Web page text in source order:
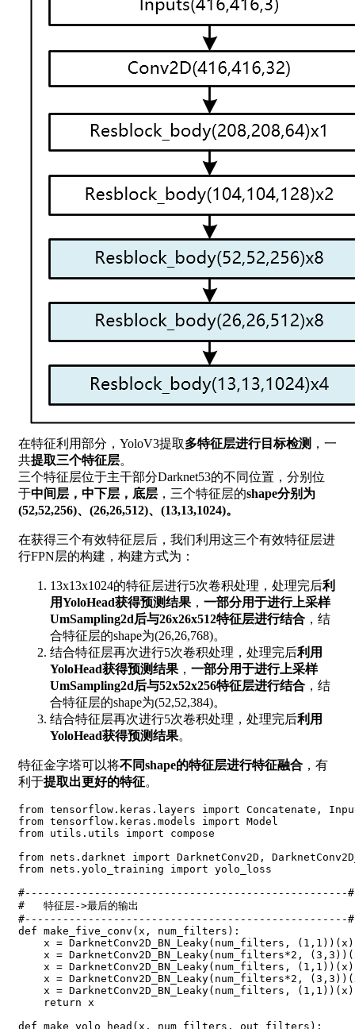
在特征利用部分，YoloV3提取多特征层进行目标检测 ，一
共提取三个特征层。
三个特征层位于主干部分Darknet53的不同位置，分别位
于中间层，中下层，底层 ，三个特征层的shape分别为
(52,52,256)、(26,26,512)、(13,13,1024)。
在获得三个有效特征层后，我们利用这三个有效特征层进
行FPN层的构建，构建方式为：
13x13x1024的特征层进行5次卷积处理，处理完后利
用YoloHead获得预测结果 ， 一部分用于进行上采样
UmSampling2d后与26x26x512特征层进行结合 ，结
合特征层的shape为(26,26,768)。
结合特征层再次进行5次卷积处理，处理完后利用
YoloHead获得预测结果 ， 一部分用于进行上采样
UmSampling2d后与52x52x256特征层进行结合 ，结
合特征层的shape为(52,52,384)。
结合特征层再次进行5次卷积处理，处理完后利用
YoloHead获得预测结果。
特征金字塔可以将不同shape的特征层进行特征融合 ，有
利于提取出更好的特征。
from tensorflow . keras . layers import Concatenate ,
from tensorflow . keras . models import
from utils . utils import compose
from nets . darknet import DarknetConv2D ,
from nets . yolo_training import yolo_loss
#---------------------------------------------------#
#   特征层->最后的输出
#---------------------------------------------------#
def make_five_conv ( x , num_filters ) :
    x
= DarknetConv2D_BN_Leaky( num_filters , ( 1 , 1 ) ) ( x )
    x
= DarknetConv2D_BN_Leaky( num_filters*2 , ( 3 , 3 ) ) (
    x
= DarknetConv2D_BN_Leaky( num_filters , ( 1 , 1 ) ) ( x )
    x
= DarknetConv2D_BN_Leaky( num_filters*2 , ( 3 , 3 ) ) (
    x
= DarknetConv2D_BN_Leaky( num_filters , ( 1 , 1 ) ) ( x )
return x
def make_yolo_head ( x , num_filters , out_filters ) :